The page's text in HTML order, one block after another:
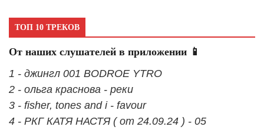
ТОП 10 ТРЕКОВ
От наших слушателей в приложении 📱
1 - джингл 001 BODROE YTRO
2 - ольга краснова - реки
3 - fisher, tones and i - favour
4 - РКГ КАТЯ НАСТЯ ( от 24.09.24 ) - 05